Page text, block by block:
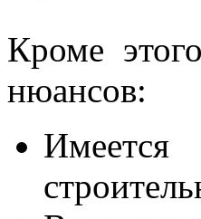
Кроме
нюансов: